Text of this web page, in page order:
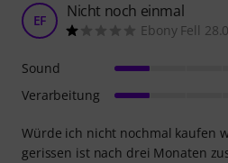
EF Nicht noch einmal
Ebony Fell
Würde ich nicht nochmal kaufen
gerissen ist nach drei Monaten
Sound
Verarbeitung